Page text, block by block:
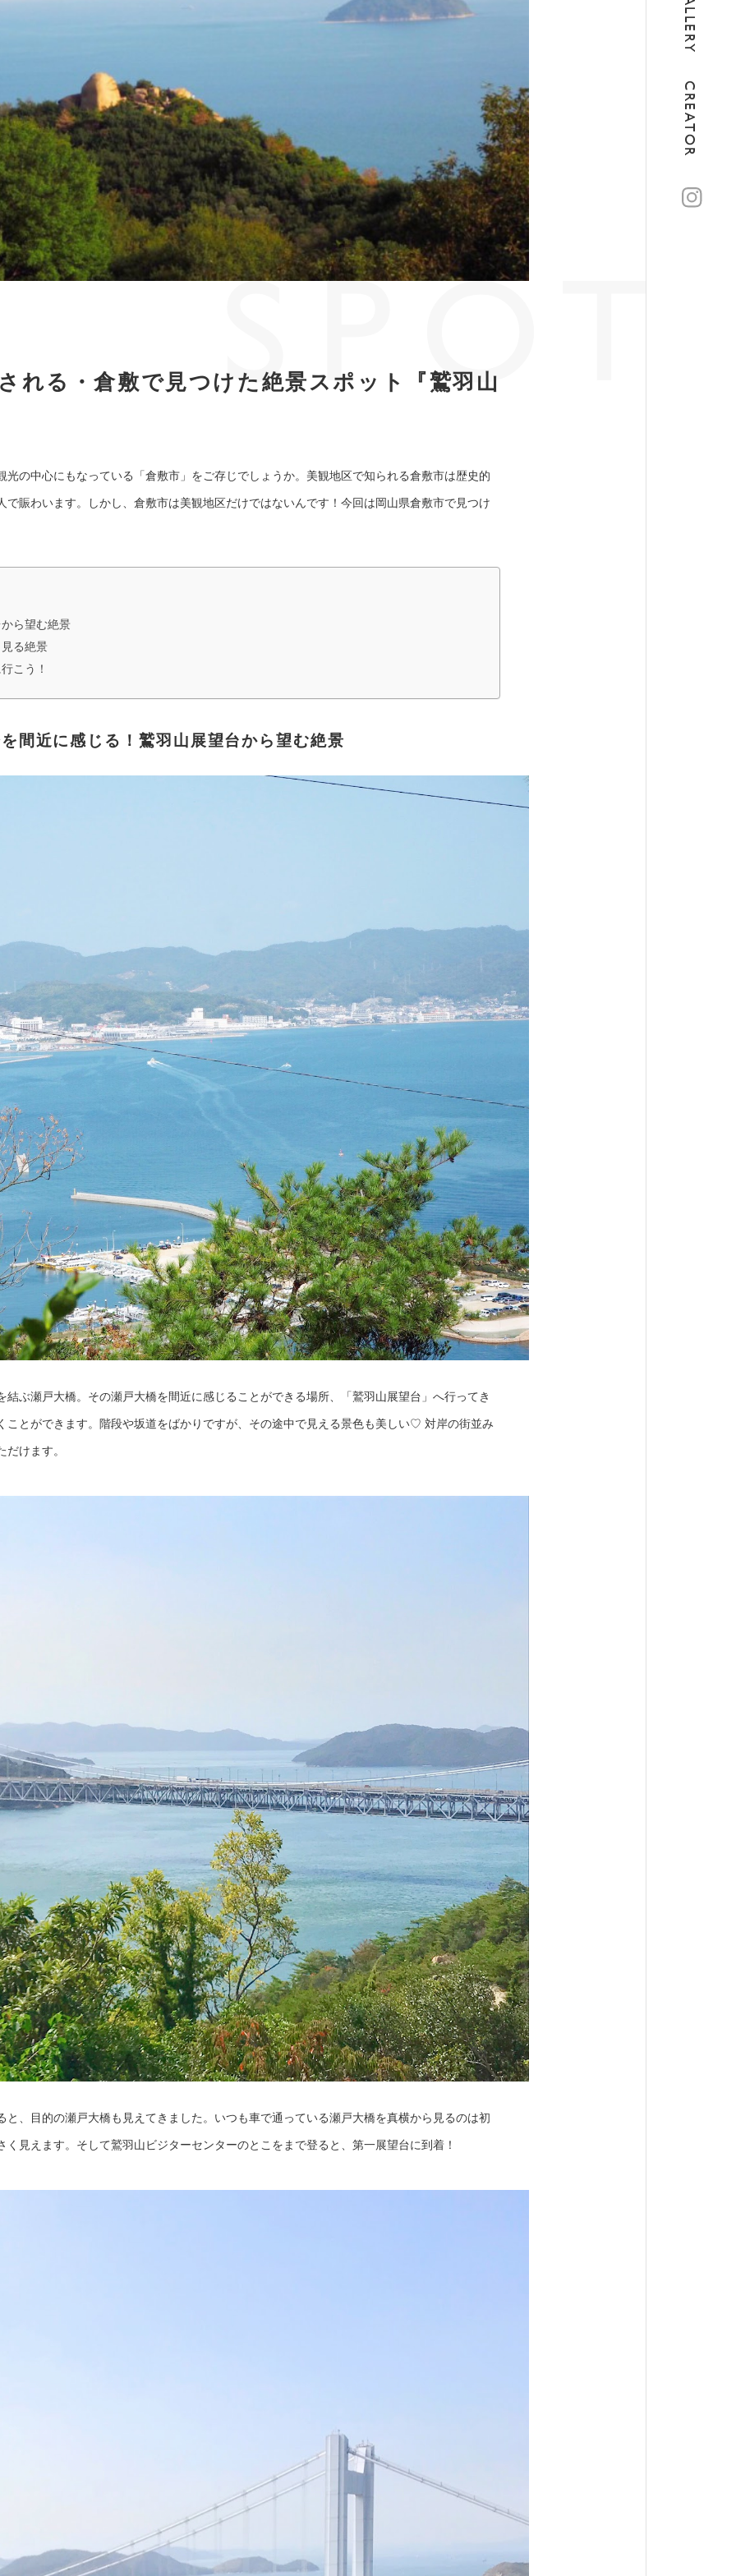
GALLERY
CREATOR
れる・倉敷で見つけた絶景スポット『鷲羽山
の中心にもなっている「倉敷市」をご存じでしょうか。美観地区で知られる倉敷市は歴史的
賑わいます。しかし、倉敷市は美観地区だけではないんです！今回は岡山県倉敷市で見つけ
ら望む絶景
る絶景
こう！
間近に感じる！鷲羽山展望台から望む絶景
ぶ瀬戸大橋。その瀬戸大橋を間近に感じることができる場所、「鷲羽山展望台」へ行ってき
ことができます。階段や坂道をばかりですが、その途中で見える景色も美しい♡ 対岸の街並み
けます。
、目的の瀬戸大橋も見えてきました。いつも車で通っている瀬戸大橋を真横から見るのは初
見えます。そして鷲羽山ビジターセンターのとこをまで登ると、第一展望台に到着！